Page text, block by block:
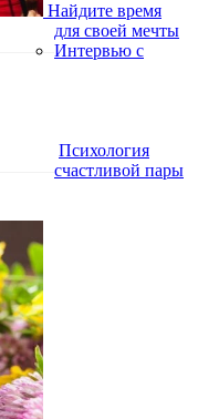
Найдите время
для своей мечты
Интервью с
Психология
счастливой пары